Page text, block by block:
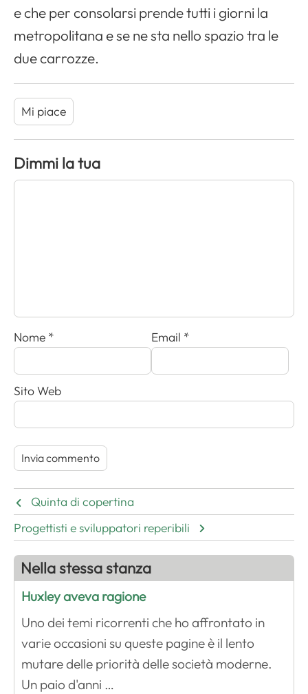
e che per consolarsi prende tutti i giorni la
metropolitana e se ne sta nello spazio tra le
due carrozze.
Mi piace
Dimmi la tua
Nome * Email *
Sito Web
Quinta di copertina
Progettisti e sviluppatori reperibili
Nella stessa stanza
Huxley aveva ragione
Uno dei temi ricorrenti che ho affrontato in
varie occasioni su queste pagine è il lento
mutare delle priorità delle società moderne.
Un paio d'anni …